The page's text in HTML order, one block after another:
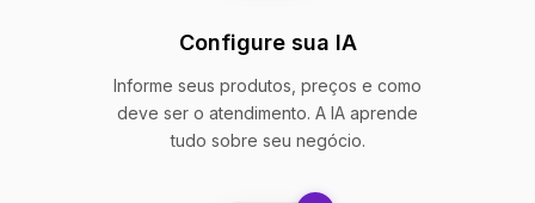
Configure sua IA
Informe seus produtos, preços e como
deve ser o atendimento. A IA aprende
tudo sobre seu negócio.